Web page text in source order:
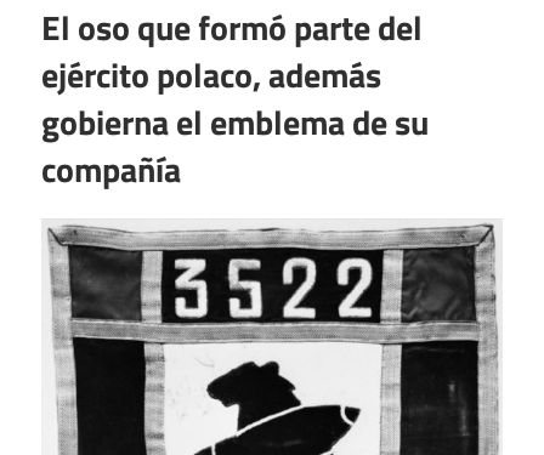
El oso que formó parte del
ejército polaco, además
gobierna el emblema de su
compañía